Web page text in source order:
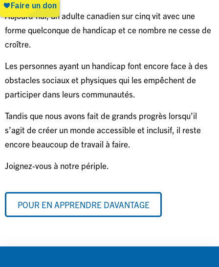
Aujourd’hui, un adulte canadien sur cinq vit avec une
forme quelconque de handicap et ce nombre ne cesse de
croître.
Les personnes ayant un handicap font encore face à des
obstacles sociaux et physiques qui les empêchent de
participer dans leurs communautés.
Tandis que nous avons fait de grands progrès lorsqu’il
s’agit de créer un monde accessible et inclusif, il reste
encore beaucoup de travail à faire.
Joignez-vous à notre périple.
POUR EN APPRENDRE DAVANTAGE